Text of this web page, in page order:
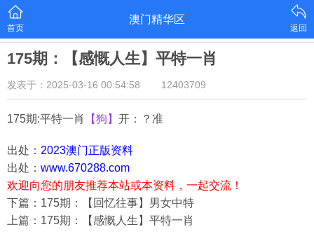
首页
澳门精华区
返回
175期：【感慨人生】平特一肖
发表于：2025-03-16 00:54:58 12403709
175期:平特一肖 【狗】 开：？准
出处： 2023澳门正版资料
出处： www.670288.com
欢迎向您的朋友推荐本站或本资料，一起交流！
下篇：175期：【回忆往事】男女中特
上篇：175期：【感慨人生】平特一肖